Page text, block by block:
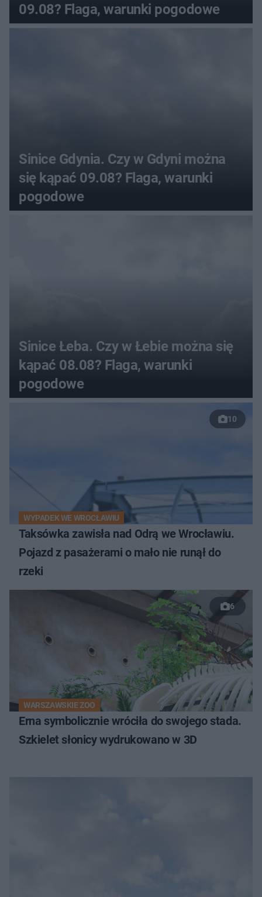
09.08? Flaga, warunki pogodowe
Sinice Gdynia. Czy w Gdyni można
się kąpać 09.08? Flaga, warunki
pogodowe
Sinice Łeba. Czy w Łebie można się
kąpać 08.08? Flaga, warunki
pogodowe
10
WYPADEK WE WROCŁAWIU
Taksówka zawisła nad Odrą we Wrocławiu.
Pojazd z pasażerami o mało nie runął do
rzeki
6
WARSZAWSKIE ZOO
Erna symbolicznie wróciła do swojego stada.
Szkielet słonicy wydrukowano w 3D